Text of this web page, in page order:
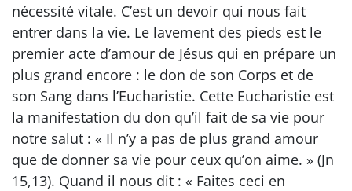
nécessité vitale. C’est un devoir qui nous fait
entrer dans la vie. Le lavement des pieds est le
premier acte d’amour de Jésus qui en prépare un
plus grand encore : le don de son Corps et de
son Sang dans l’Eucharistie. Cette Eucharistie est
la manifestation du don qu’il fait de sa vie pour
notre salut : « Il n’y a pas de plus grand amour
que de donner sa vie pour ceux qu’on aime. » (Jn
15,13). Quand il nous dit : « Faites ceci en